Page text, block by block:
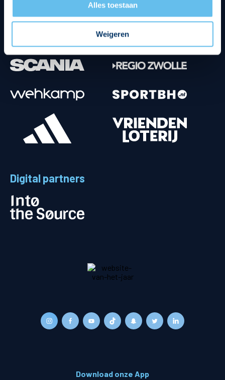
Alles toestaan
Weigeren
Digital partners
Download onze App